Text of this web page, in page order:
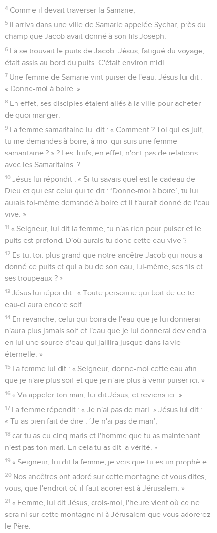
4 Comme il devait traverser la Samarie,
5 il arriva dans une ville de Samarie appelée Sychar, près du
champ que Jacob avait donné à son fils Joseph.
6 Là se trouvait le puits de Jacob. Jésus, fatigué du voyage,
était assis au bord du puits. C'était environ midi.
7 Une femme de Samarie vint puiser de l'eau. Jésus lui dit :
« Donne-moi à boire. »
8 En effet, ses disciples étaient allés à la ville pour acheter
de quoi manger.
9 La femme samaritaine lui dit : « Comment ? Toi qui es juif,
tu me demandes à boire, à moi qui suis une femme
samaritaine ? » ? Les Juifs, en effet, n'ont pas de relations
avec les Samaritains. ?
10 Jésus lui répondit : « Si tu savais quel est le cadeau de
Dieu et qui est celui qui te dit : ‘Donne-moi à boire’, tu lui
aurais toi-même demandé à boire et il t'aurait donné de l'eau
vive. »
11 « Seigneur, lui dit la femme, tu n'as rien pour puiser et le
puits est profond. D'où aurais-tu donc cette eau vive ?
12 Es-tu, toi, plus grand que notre ancêtre Jacob qui nous a
donné ce puits et qui a bu de son eau, lui-même, ses fils et
ses troupeaux ? »
13 Jésus lui répondit : « Toute personne qui boit de cette
eau-ci aura encore soif.
14 En revanche, celui qui boira de l'eau que je lui donnerai
n'aura plus jamais soif et l'eau que je lui donnerai deviendra
en lui une source d'eau qui jaillira jusque dans la vie
éternelle. »
15 La femme lui dit : « Seigneur, donne-moi cette eau afin
que je n'aie plus soif et que je n’aie plus à venir puiser ici. »
16 « Va appeler ton mari, lui dit Jésus, et reviens ici. »
17 La femme répondit : « Je n'ai pas de mari. » Jésus lui dit :
« Tu as bien fait de dire : ‘Je n'ai pas de mari’,
18 car tu as eu cinq maris et l'homme que tu as maintenant
n'est pas ton mari. En cela tu as dit la vérité. »
19 « Seigneur, lui dit la femme, je vois que tu es un prophète.
20 Nos ancêtres ont adoré sur cette montagne et vous dites,
vous, que l'endroit où il faut adorer est à Jérusalem. »
21 « Femme, lui dit Jésus, crois-moi, l'heure vient où ce ne
sera ni sur cette montagne ni à Jérusalem que vous adorerez
le Père.